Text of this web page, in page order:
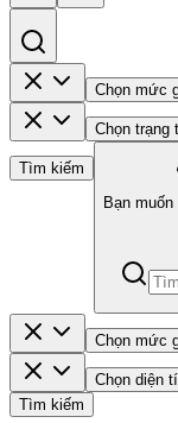
Chọn mức
Chọn trạng
Tìm kiếm
Bạn
Chọn mức
Chọn diện
Tìm kiếm